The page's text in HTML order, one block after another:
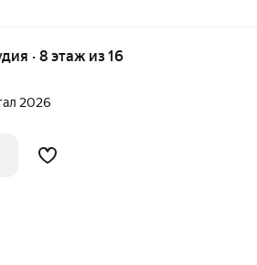
· 8 этаж из 16
2026